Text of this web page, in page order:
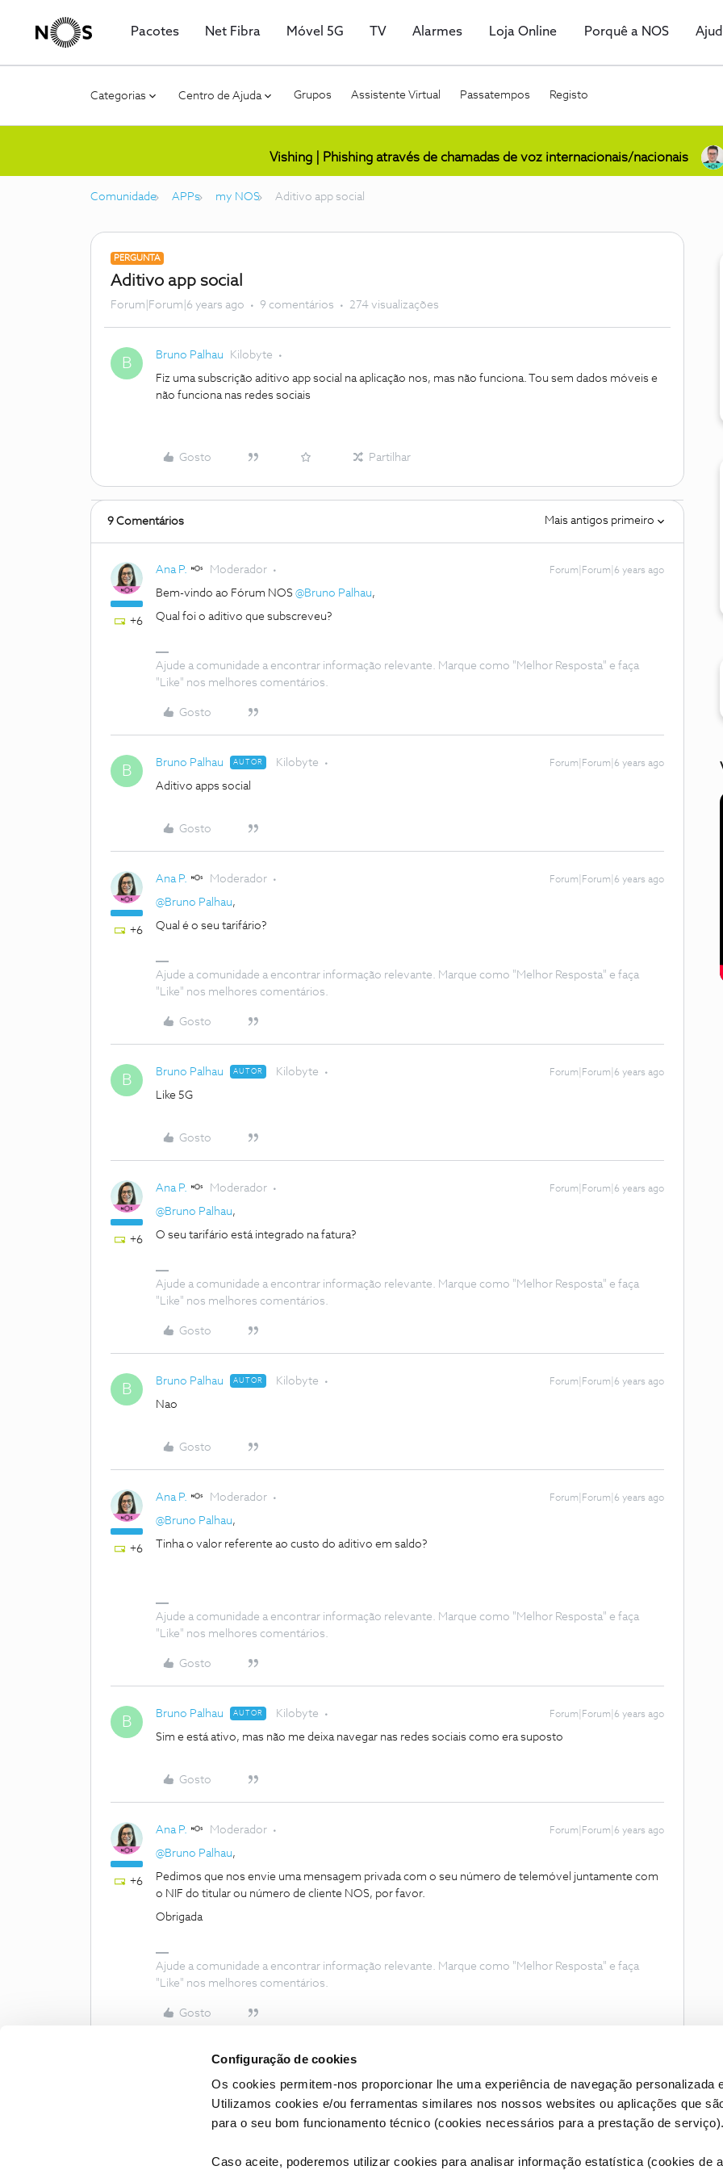
Configuração de cookies
Os cookies permitem-nos proporcionar lhe uma experiência de navegação personalizada
Utilizamos cookies e/ou ferramentas similares nos nossos websites ou aplicações que
para o seu bom funcionamento técnico (cookies necessários para a prestação de serviço).
Caso aceite, poderemos utilizar cookies para analisar informação estatística (cookies de
Pacotes Net Fibra Móvel 5G TV Alarmes Loja Online Porquê a NOS
Categorias Centro de Ajuda Grupos Assistente Virtual Passatempos Registo
Vishing | Phishing através de chamadas de voz internacionais/nacionais
Comunidade APPs my NOS Aditivo app social
PERGUNTA
Aditivo app social
Forum|Forum|6 years ago 9 comentários 274 visualizações
B Bruno Palhau Kilobyte
Fiz uma subscrição aditivo app social na aplicação nos, mas não funciona. Tou sem dados móveis e
não funciona nas redes sociais
Gosto Partilhar
9 Comentários Mais antigos primeiro
+6
Ana P. Moderador Forum|Forum|6 years ago
Bem-vindo ao Fórum NOS @Bruno Palhau,
Qual foi o aditivo que subscreveu?
Ajude a comunidade a encontrar informação relevante. Marque como "Melhor Resposta" e faça
"Like" nos melhores comentários.
Gosto
B Bruno Palhau AUTOR Kilobyte Forum|Forum|6 years ago
Aditivo apps social
Gosto
+6
Ana P. Moderador Forum|Forum|6 years ago
@Bruno Palhau,
Qual é o seu tarifário?
Ajude a comunidade a encontrar informação relevante. Marque como "Melhor Resposta" e faça
"Like" nos melhores comentários.
Gosto
B Bruno Palhau AUTOR Kilobyte Forum|Forum|6 years ago
Like 5G
Gosto
+6
Ana P. Moderador Forum|Forum|6 years ago
@Bruno Palhau,
O seu tarifário está integrado na fatura?
Ajude a comunidade a encontrar informação relevante. Marque como "Melhor Resposta" e faça
"Like" nos melhores comentários.
Gosto
B Bruno Palhau AUTOR Kilobyte Forum|Forum|6 years ago
Nao
Gosto
+6
Ana P. Moderador Forum|Forum|6 years ago
@Bruno Palhau,
Tinha o valor referente ao custo do aditivo em saldo?
Ajude a comunidade a encontrar informação relevante. Marque como "Melhor Resposta" e faça
"Like" nos melhores comentários.
Gosto
B Bruno Palhau AUTOR Kilobyte Forum|Forum|6 years ago
Sim e está ativo, mas não me deixa navegar nas redes sociais como era suposto
Gosto
+6
Ana P. Moderador Forum|Forum|6 years ago
@Bruno Palhau,
Pedimos que nos envie uma mensagem privada com o seu número de telemóvel juntamente com
o NIF do titular ou número de cliente NOS, por favor.
Obrigada
Ajude a comunidade a encontrar informação relevante. Marque como "Melhor Resposta" e faça
"Like" nos melhores comentários.
Gosto